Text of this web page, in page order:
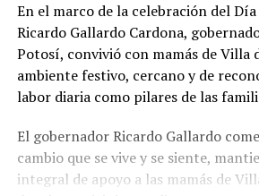
En el marco de la celebración del Día
Ricardo Gallardo Cardona,
Potosí, convivió con mamás de Villa
ambiente festivo, cercano y de
labor diaria como pilares de las
El gobernador Ricardo Gallardo
cambio que se vive y se siente,
integral de apoyo a las mamás de